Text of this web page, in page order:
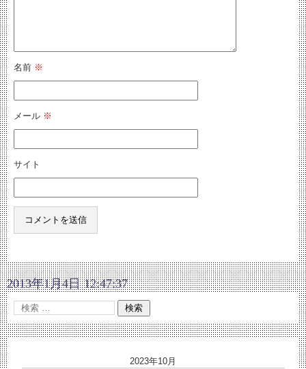
名前 ※
メール ※
サイト
2013年1月4日 12:47:37
2023年10月